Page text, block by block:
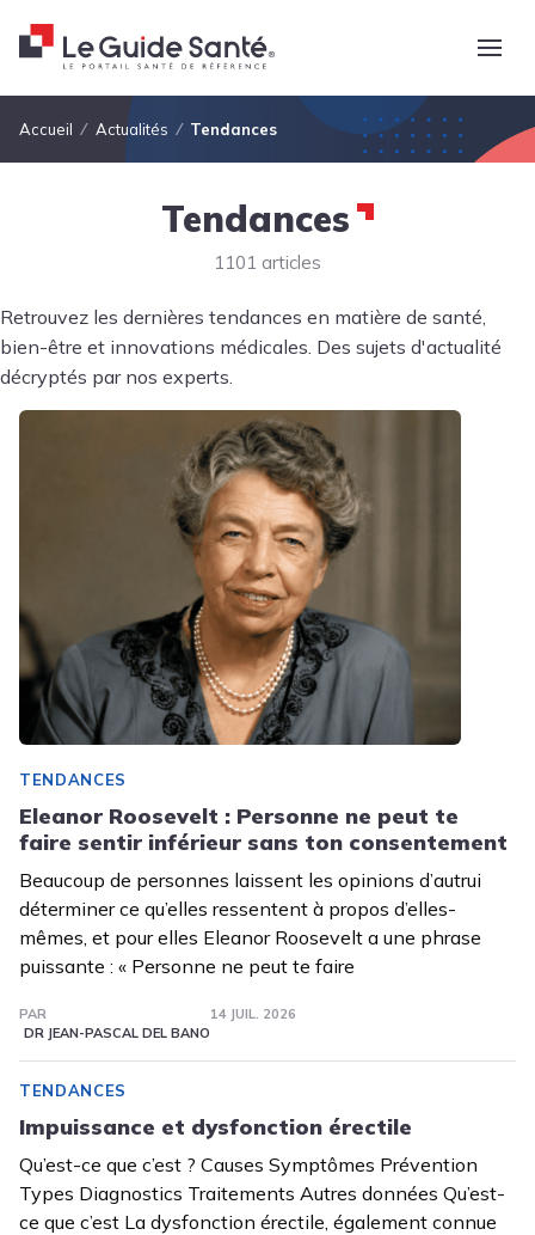
Fil d'Ariane
Accueil Actualités Tendances
Tendances
1101 articles
Retrouvez les dernières tendances en matière de santé,
bien-être et innovations médicales. Des sujets d'actualité
décryptés par nos experts.
TENDANCES
Eleanor Roosevelt : Personne ne peut te
faire sentir inférieur sans ton consentement
Beaucoup de personnes laissent les opinions d’autrui
déterminer ce qu’elles ressentent à propos d’elles-
mêmes, et pour elles Eleanor Roosevelt a une phrase
puissante : « Personne ne peut te faire
PAR
DR JEAN-PASCAL DEL BANO
14 JUIL. 2026
TENDANCES
Impuissance et dysfonction érectile
Qu’est-ce que c’est ? Causes Symptômes Prévention
Types Diagnostics Traitements Autres données Qu’est-
ce que c’est La dysfonction érectile, également connue